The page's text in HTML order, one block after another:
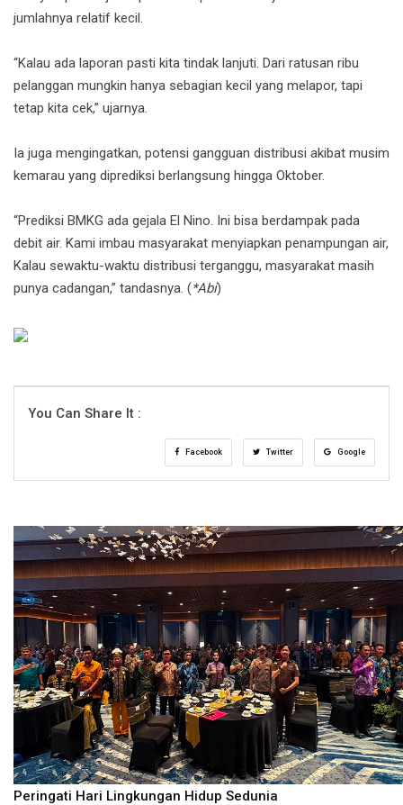
jumlahnya relatif kecil.
“Kalau ada laporan pasti kita tindak lanjuti. Dari ratusan ribu
pelanggan mungkin hanya sebagian kecil yang melapor, tapi
tetap kita cek,” ujarnya.
Ia juga mengingatkan, potensi gangguan distribusi akibat musim
kemarau yang diprediksi berlangsung hingga Oktober.
“Prediksi BMKG ada gejala El Nino. Ini bisa berdampak pada
debit air. Kami imbau masyarakat menyiapkan penampungan air,
Kalau sewaktu-waktu distribusi terganggu, masyarakat masih
punya cadangan,” tandasnya. (*Abi)
You Can Share It :
Facebook Twitter Google
Peringati Hari Lingkungan Hidup Sedunia